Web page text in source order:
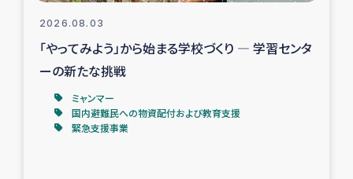
レバノンでのシリア難民・レバノン人への農業支援
海外ルーツの市民との共生
神原ゼミxパルシック
2026.08.03
「やってみよう」から始まる学校づくり ― 学習センタ
ーの新たな挑戦
ミャンマー
国内避難民への物資配付および教育支援
緊急支援事業